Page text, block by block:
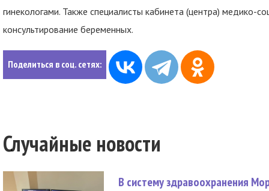
гинекологами. Также специалисты кабинета (центра)
консультирование беременных.
Поделиться в соц. сетях:
Случайные новости
В систему здравоохранения